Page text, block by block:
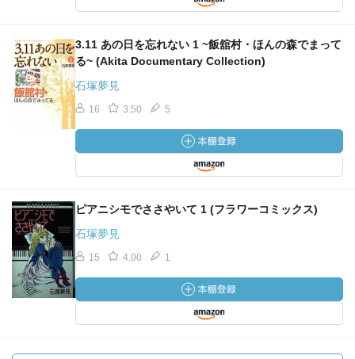
3.11 あの日を忘れない 1 ~飯舘村・ほんの森でまって
る~ (Akita Documentary Collection)
石塚夢見
16 3.50 5
ピアニシモでささやいて 1 (フラワーコミックス)
石塚夢見
15 4.00 1